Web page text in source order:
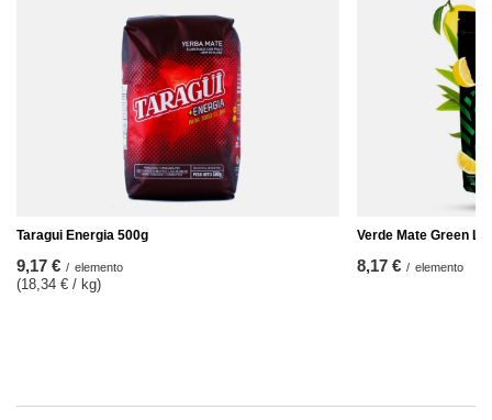
Taragui Energia 500g
9,17 € / elemento
(18,34 € / kg)
Verde Mate Green
8,17 € / elemento